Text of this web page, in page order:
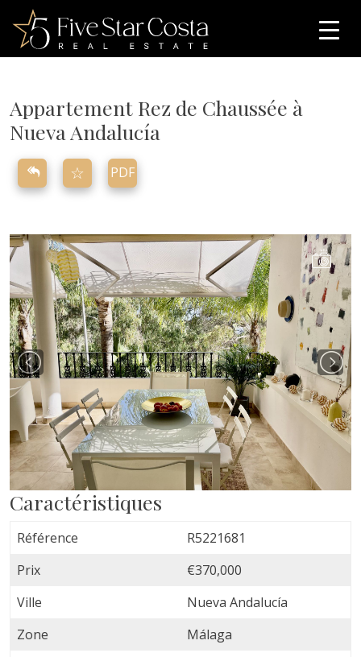
Appartement Rez de Chaussée à
Nueva Andalucía
☆ PDF
Caractéristiques
Référence
R5221681
Prix
€370,000
Ville
Nueva Andalucía
Zone
Málaga